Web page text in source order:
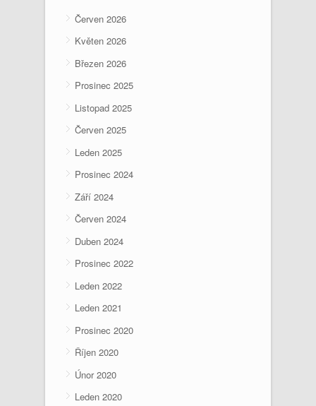
Červen 2026
Květen 2026
Březen 2026
Prosinec 2025
Listopad 2025
Červen 2025
Leden 2025
Prosinec 2024
Září 2024
Červen 2024
Duben 2024
Prosinec 2022
Leden 2022
Leden 2021
Prosinec 2020
Říjen 2020
Únor 2020
Leden 2020